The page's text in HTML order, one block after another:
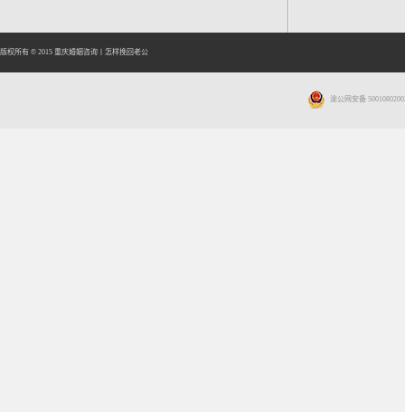
版权所有 © 2015 重庆婚姻咨询 怎样挽回老公
渝公网安备